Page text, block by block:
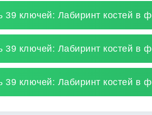
39 ключей: Лабиринт костей в
39 ключей: Лабиринт костей в
39 ключей: Лабиринт костей в